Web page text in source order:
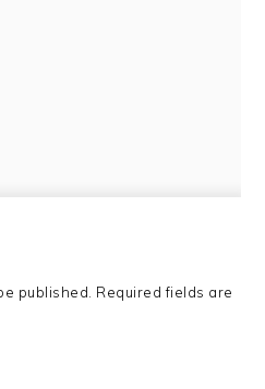
published. Required fields are